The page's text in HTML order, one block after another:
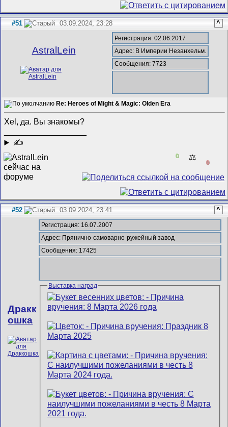
#51 03.09.2024, 23:28 ^
AstralLein
Регистрация: 02.06.2017
Адрес: В Империи Незанхельм.
Сообщения: 7723
Re: Heroes of Might & Magic: Olden Era
Xel, да. Вы знакомы?
✍
0 ⚖️
0
#52 03.09.2024, 23:41 ^
Дракк
ошка
Регистрация: 16.07.2007
Адрес: Прянично-самоварно-ружейный завод
Сообщения: 17425
Выставка наград